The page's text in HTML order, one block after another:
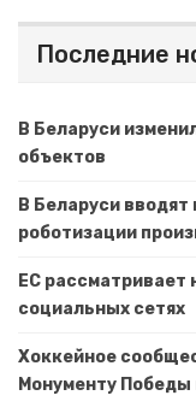
Последние
В Беларуси
объектов
В Беларуси
роботизации
ЕС рассматривает
социальных сетях
Хоккейное
Монументу Победы